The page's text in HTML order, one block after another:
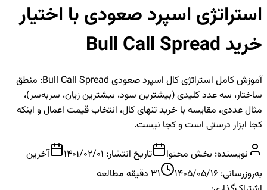
استراتژی اسپرد صعودی با اختیار
خرید Bull Call Spread
آموزش کامل استراتژی کال اسپرد صعودی Bull Call Spread: منطق
ساختار، سه عدد کلیدی (بیشترین سود، بیشترین زیان، سربه‌سر)،
مثال عددی، مقایسه با خرید تنهای کال، انتخاب قیمت اعمال و اینکه
کجا ابزار درستی است و کجا نیست.
نویسنده: بخش محتوا تاریخ انتشار: 1401/02/01
آخرین
به‌روزرسانی: 1405/05/16
31 دقیقه مطالعه